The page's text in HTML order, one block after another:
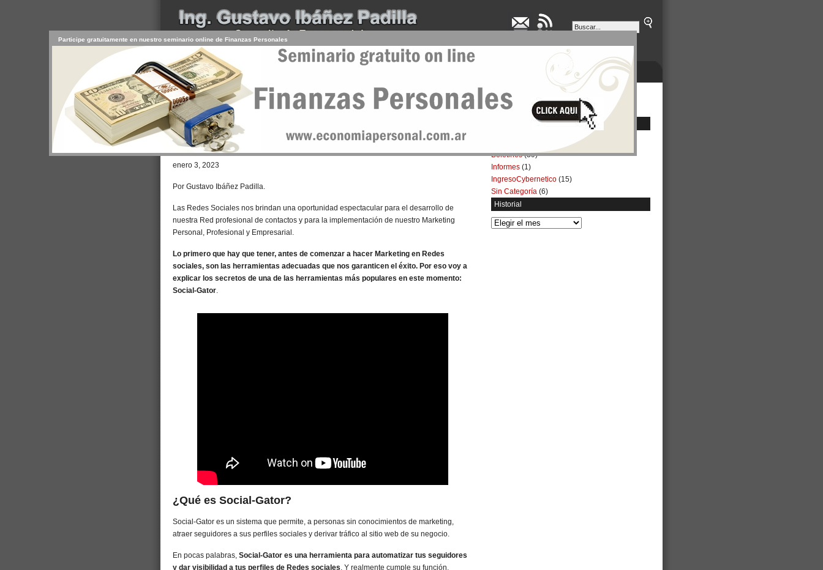
INICIO SERVICIOS BOLETINES NEGOCIOS
CONTACTO USUARIO
Browse >Home/
Cómo hacer marketing en Redes sociales
enero 3, 2023
Por Gustavo Ibáñez Padilla.
Las Redes Sociales nos brindan una oportunidad espectacular para el desarrollo de
nuestra Red profesional de contactos y para la implementación de nuestro Marketing
Personal, Profesional y Empresarial.
Lo primero que hay que tener, antes de comenzar a hacer Marketing en Redes
sociales, son las herramientas adecuadas que nos garanticen el éxito. Por eso voy a
explicar los secretos de una de las herramientas más populares en este momento:
Social-Gator.
¿Qué es Social-Gator?
Social-Gator es un sistema que permite, a personas sin conocimientos de marketing,
atraer seguidores a sus perfiles sociales y derivar tráfico al sitio web de su negocio.
En pocas palabras, Social-Gator es una herramienta para automatizar tus seguidores
y dar visibilidad a tus perfiles de Redes sociales. Y realmente cumple su función.
Participe gratuitamente en nuestro seminario online de Finanzas Personales
Boletines(39)
Informes (1)
IngresoCybernetico (15)
Sin Categoría (6)
Historial
Historial